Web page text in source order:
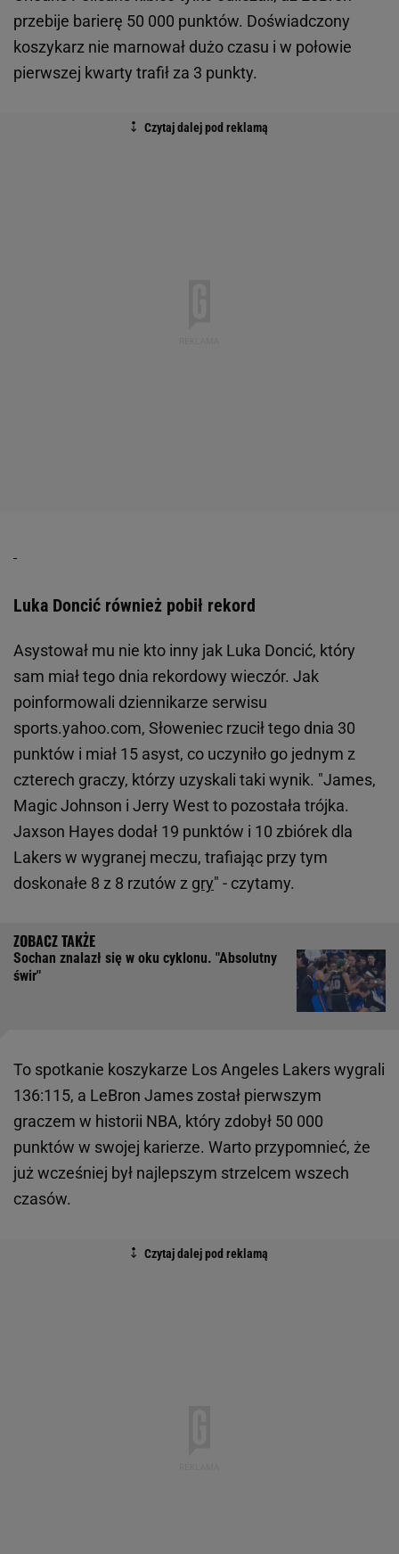
przebije barierę 50 000 punktów. Doświadczony
koszykarz nie marnował dużo czasu i w połowie
pierwszej kwarty trafił za 3 punkty.
Luka Doncić również pobił rekord
Asystował mu nie kto inny jak Luka Doncić, który
sam miał tego dnia rekordowy wieczór. Jak
poinformowali dziennikarze serwisu
sports.yahoo.com, Słoweniec rzucił tego dnia 30
punktów i miał 15 asyst, co uczyniło go jednym z
czterech graczy, którzy uzyskali taki wynik. "James,
Magic Johnson i Jerry West to pozostała trójka.
Jaxson Hayes dodał 19 punktów i 10 zbiórek dla
Lakers w wygranej meczu, trafiając przy tym
doskonałe 8 z 8 rzutów z gry" - czytamy.
Sochan znalazł się w oku cyklonu. "Absolutny
świr"
To spotkanie koszykarze Los Angeles Lakers wygrali
136:115, a LeBron James został pierwszym
graczem w historii NBA, który zdobył 50 000
punktów w swojej karierze. Warto przypomnieć, że
już wcześniej był najlepszym strzelcem wszech
czasów.